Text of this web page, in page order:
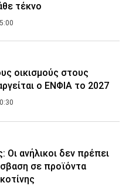
τέκνο
οικισμούς στους
ο ΕΝΦΙΑ το 2027
Οι ανήλικοι δεν πρέπει
σε προϊόντα